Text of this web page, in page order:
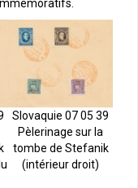
Slovaquie 07 05 39
Pèlerinage sur la
tombe de Stefanik
(intérieur droit)